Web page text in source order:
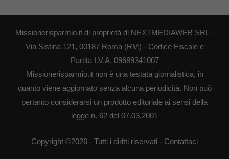
Missionerisparmio.it di proprietà di NEXTMEDIAWEB SRL -
Via Sistina 121, 00187 Roma (RM) - Codice Fiscale e
Partita I.V.A. 09689341007
Missionerisparmio.it non è una testata giornalistica, in
quanto viene aggiornato senza alcuna periodicità. Non può
pertanto considerarsi un prodotto editoriale ai sensi della
legge n. 62 del 07.03.2001
Copyright ©2026 - Tutti i diritti riservati - Contattaci